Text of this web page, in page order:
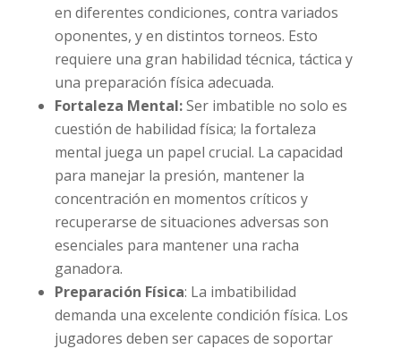
en diferentes condiciones, contra variados
oponentes, y en distintos torneos. Esto
requiere una gran habilidad técnica, táctica y
una preparación física adecuada.
Fortaleza Mental:Ser imbatible no solo es
cuestión de habilidad física; la fortaleza
mental juega un papel crucial. La capacidad
para manejar la presión, mantener la
concentración en momentos críticos y
recuperarse de situaciones adversas son
esenciales para mantener una racha
ganadora.
Preparación Física: La imbatibilidad
demanda una excelente condición física. Los
jugadores deben ser capaces de soportar